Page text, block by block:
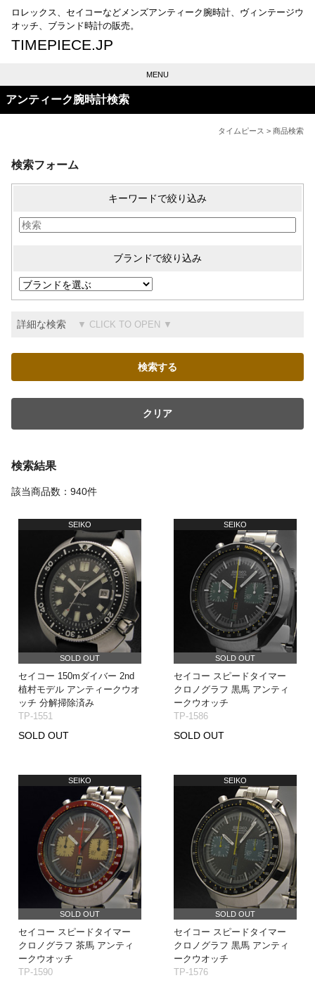
ロレックス、セイコーなどメンズアンティーク腕時計、ヴィンテージウ
オッチ、ブランド時計の販売。
TIMEPIECE.JP
MENU
アンティーク腕時計検索
タイムピース > 商品検索
検索フォーム
キーワードで絞り込み
ブランドで絞り込み
詳細な検索
クリア
検索結果
該当商品数：940件
SEIKO
SOLD OUT
セイコー 150mダイバー 2nd
植村モデル アンティークウオ
ッチ 分解掃除済み
TP-1551
SOLD OUT
SEIKO
SOLD OUT
セイコー スピードタイマー
クロノグラフ 黒馬 アンティ
ークウオッチ
TP-1586
SOLD OUT
SEIKO
SOLD OUT
セイコー スピードタイマー
クロノグラフ 茶馬 アンティ
ークウオッチ
TP-1590
SEIKO
SOLD OUT
セイコー スピードタイマー
クロノグラフ 黒馬 アンティ
ークウオッチ
TP-1576